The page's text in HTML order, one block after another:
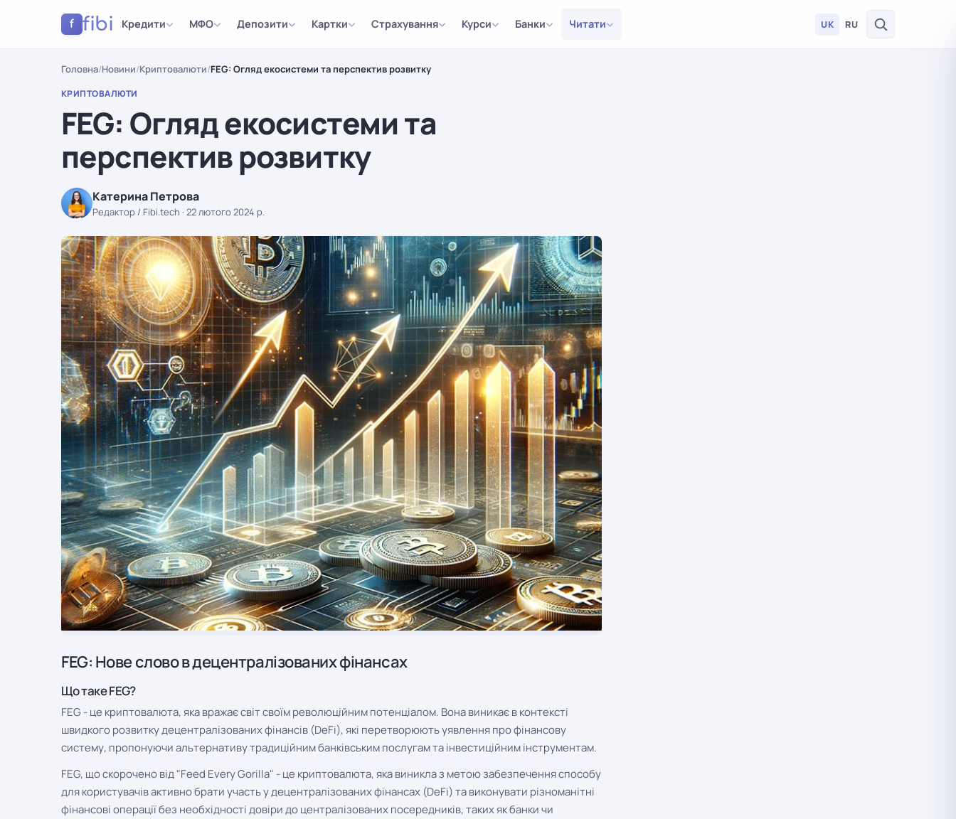
f fibi Кредити МФО Депозити Картки Страхування Курси Банки Читати UK RU
Головна/Новини/Криптовалюти/FEG: Огляд екосистеми та перспектив розвитку
КРИПТОВАЛЮТИ
FEG: Огляд екосистеми та
перспектив розвитку
Катерина Петрова
Редактор / Fibi.tech · 22 лютого 2024 р.
КРИПТОВАЛЮТИ
FEG: Нове слово в децентралізованих фінансах
Що таке FEG?
FEG - це криптовалюта, яка вражає світ своїм революційним потенціалом. Вона виникає в контексті
швидкого розвитку децентралізованих фінансів (DeFi), які перетворюють уявлення про фінансову
систему, пропонуючи альтернативу традиційним банківським послугам та інвестиційним інструментам.
FEG, що скорочено від "Feed Every Gorilla" - це криптовалюта, яка виникла з метою забезпечення способу
для користувачів активно брати участь у децентралізованих фінансах (DeFi) та виконувати різноманітні
фінансові операції без необхідності довіри до централізованих посередників, таких як банки чи